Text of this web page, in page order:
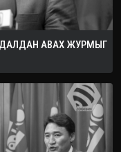
АВАХ ЖУРМЫГ